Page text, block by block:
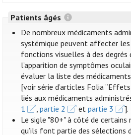
Patients âgés
De nombreux médicaments
systémique peuvent affecter
fonctions visuelles à des degrés
l’apparition de symptômes
évaluer la liste des
[voir série d’articles Folia
liés aux médicaments
1
,partie 2 etpartie 3
].
Le sigle "80+" à côté de certains
qu’ils font partie des sélections